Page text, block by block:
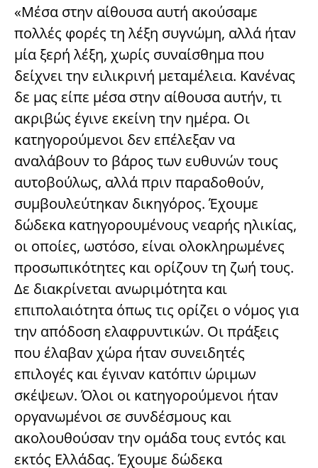
«Μέσα στην αίθουσα αυτή ακούσαμε
πολλές φορές τη λέξη συγνώμη, αλλά ήταν
μία ξερή λέξη, χωρίς συναίσθημα που
δείχνει την ειλικρινή μεταμέλεια. Κανένας
δε μας είπε μέσα στην αίθουσα αυτήν, τι
ακριβώς έγινε εκείνη την ημέρα. Οι
κατηγορούμενοι δεν επέλεξαν να
αναλάβουν το βάρος των ευθυνών τους
αυτοβούλως, αλλά πριν παραδοθούν,
συμβουλεύτηκαν δικηγόρος. Έχουμε
δώδεκα κατηγορουμένους νεαρής ηλικίας,
οι οποίες, ωστόσο, είναι ολοκληρωμένες
προσωπικότητες και ορίζουν τη ζωή τους.
Δε διακρίνεται ανωριμότητα και
επιπολαιότητα όπως τις ορίζει ο νόμος για
την απόδοση ελαφρυντικών. Οι πράξεις
που έλαβαν χώρα ήταν συνειδητές
επιλογές και έγιναν κατόπιν ώριμων
σκέψεων. Όλοι οι κατηγορούμενοι ήταν
οργανωμένοι σε συνδέσμους και
ακολουθούσαν την ομάδα τους εντός και
εκτός Ελλάδας. Έχουμε δώδεκα